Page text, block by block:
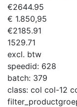
€2644.95
€ 1.850,95
€2185.91
1529.71
excl. btw
speedid: 628
batch: 379
class: col col-12